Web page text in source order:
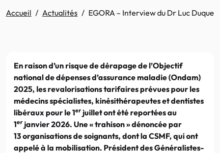
Accueil Actualités EGORA – Interview du Dr Luc
En raison d’un risque de dérapage de l’Objectif
national de dépenses d’assurance maladie (Ondam)
2025, les revalorisations tarifaires prévues pour les
médecins spécialistes, kinésithérapeutes et dentistes
libéraux pour le 1er juillet ont été reportées au
1er janvier 2026. Une « trahison » dénoncée par
13 organisations de soignants, dont la CSMF, qui ont
appelé à la mobilisation. Président des Généralistes-